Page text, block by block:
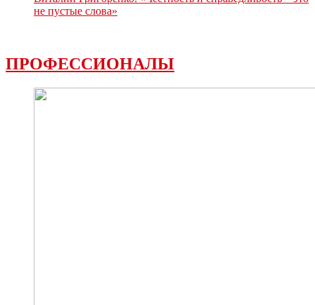
не пустые слова»
ПРОФЕССИОНАЛЫ